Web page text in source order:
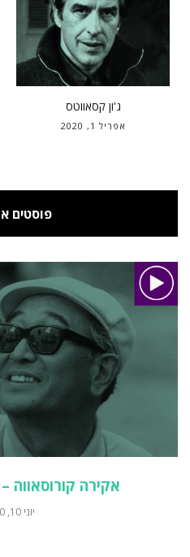
ג'ון קסאווטס
אפריל 1, 2020
פוסטים
אקירה קורוסאווה
יוני 10, 2020